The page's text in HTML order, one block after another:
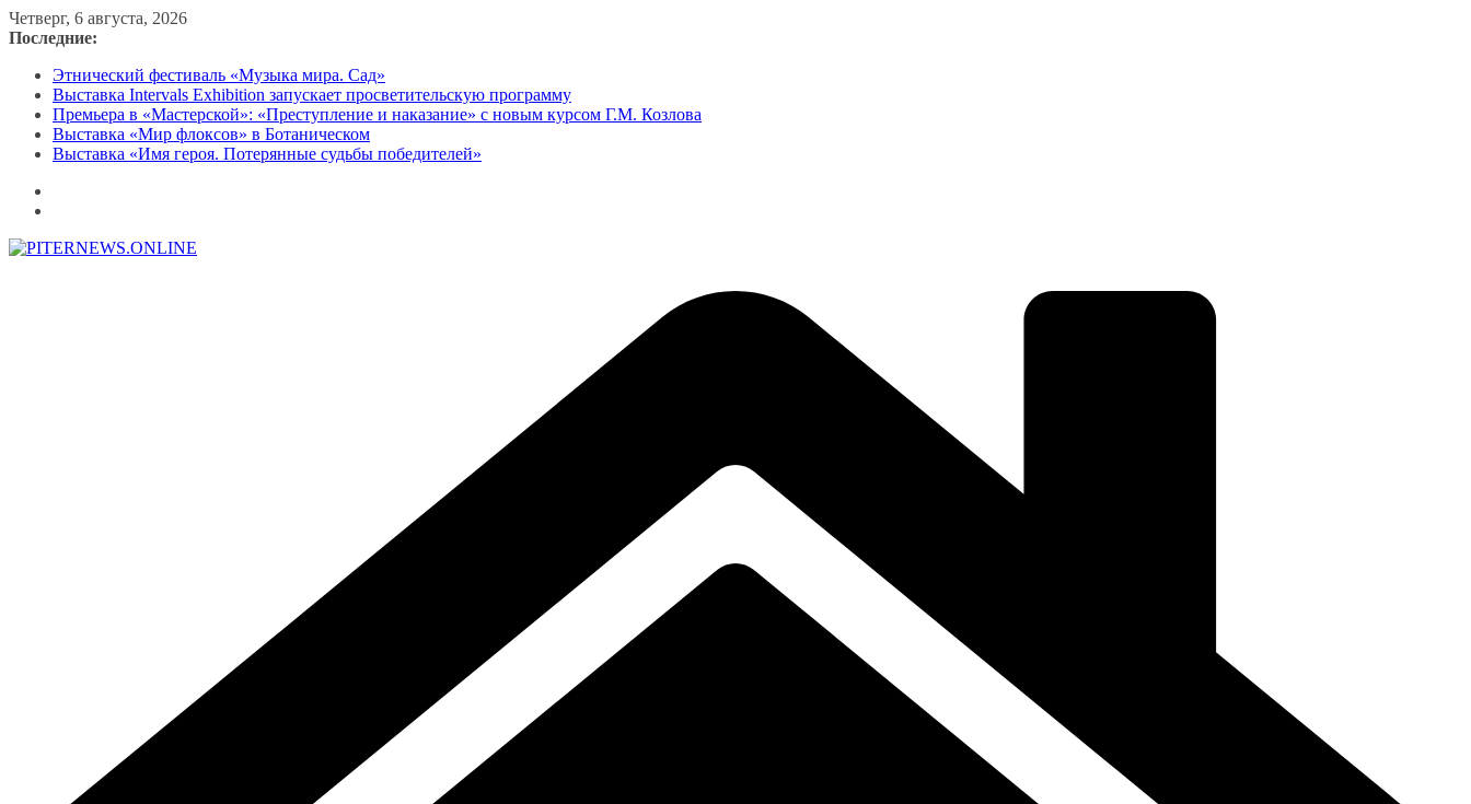
Перейти
к
Четверг, 6 августа, 2026
Последние:
Этнический фестиваль «Музыка мира. Сад»
Выставка Intervals Exhibition запускает просветительскую программу
Премьера в «Мастерской»: «Преступление и наказание» с новым курсом Г.М. Козлова
Выставка «Мир флоксов» в Ботаническом
Выставка «Имя героя. Потерянные судьбы победителей»